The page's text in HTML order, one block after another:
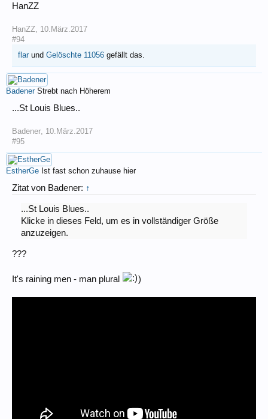
HanZZ
HanZZ 10.März.2017
#94
flar und Gelöschte 11056 gefällt das.
Badener Strebt nach Höherem
...St Louis Blues..
Badener 10.März.2017
#95
EstherGe Ist fast schon zuhause hier
Zitat von Badener: ↑
...St Louis Blues..
Klicke in dieses Feld, um es in vollständiger Größe
anzuzeigen.
???
It's raining men - man plural )